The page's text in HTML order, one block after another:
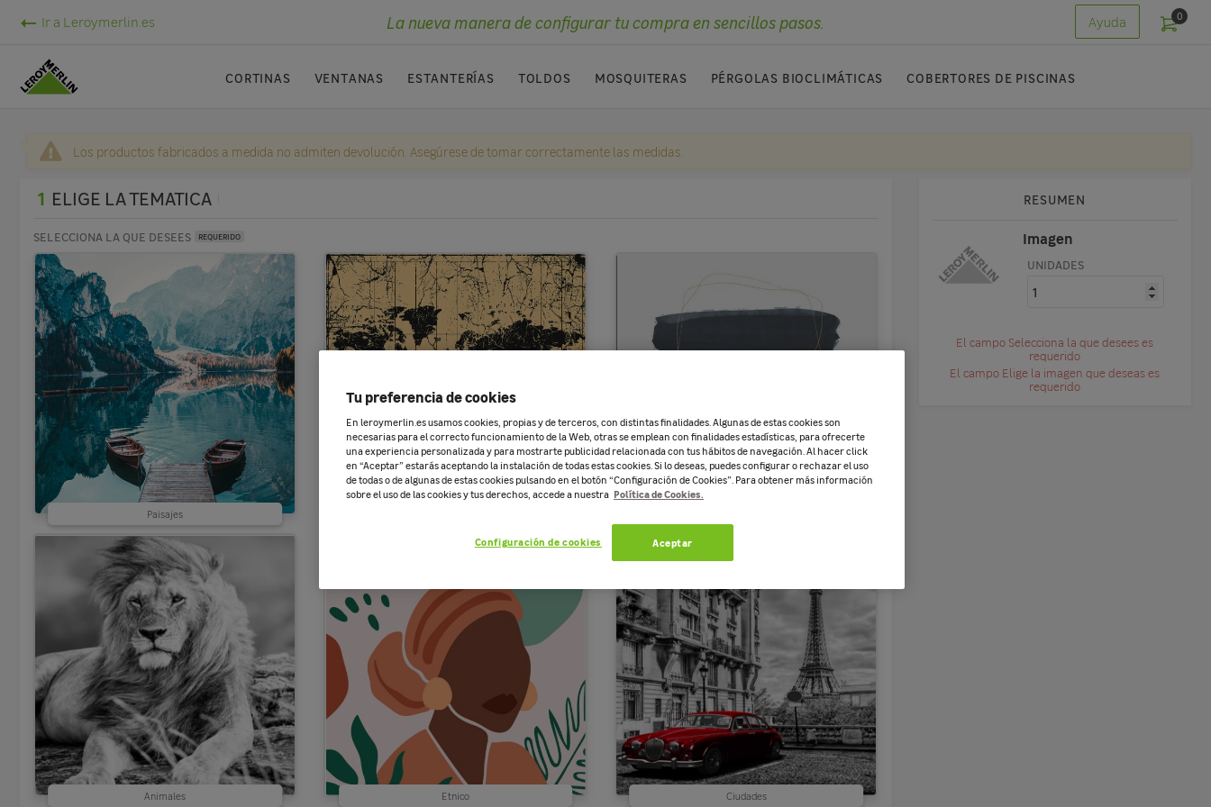
Ir a Leroymerlin.es Ayuda 0
La nueva manera de configurar tu compra en sencillos pasos.
CORTINAS VENTANAS ESTANTERÍAS TOLDOS MOSQUITERAS PÉRGOLAS BIOCLIMÁTICAS COBERTORES DE PISCINAS
Los productos fabricados a medida no admiten devolución. Asegúrese de tomar correctamente las medidas.
1 ELIGE LA TEMATICA
SELECCIONA LA QUE DESEES REQUERIDO
Paisajes
Animales Etnico Ciudades
RESUMEN
Imagen
UNIDADES
El campo Selecciona la que desees es
requerido
El campo Elige la imagen que deseas es
requerido
Tu preferencia de cookies
En leroymerlin.es usamos cookies, propias y de terceros, con distintas finalidades. Algunas de estas cookies son
necesarias para el correcto funcionamiento de la Web, otras se emplean con finalidades estadísticas, para ofrecerte
una experiencia personalizada y para mostrarte publicidad relacionada con tus hábitos de navegación. Al hacer click
en “Aceptar” estarás aceptando la instalación de todas estas cookies. Si lo deseas, puedes configurar o rechazar el uso
de todas o de algunas de estas cookies pulsando en el botón “Configuración de Cookies”. Para obtener más información
sobre el uso de las cookies y tus derechos, accede a nuestra Política de Cookies.
Aceptar
Configuración de cookies